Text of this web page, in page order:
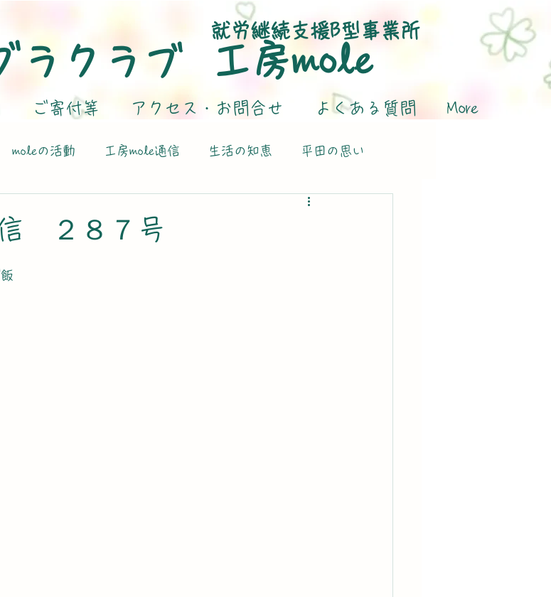
ラクラブ
ご寄付等 アクセス・お問合せ よくある質問 More
就労継続支援B型事業所
​工房mole
moleの活動 工房mole通信 生活の知恵 平田の思い
２８７号